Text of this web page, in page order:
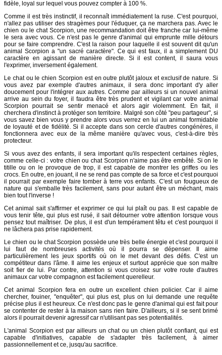
fidèle, loyal sur lequel vous pouvez compter à 100 %.
Comme il est très instinctif, il reconnaît immédiatement la ruse. C'est pourquoi,
n'allez pas utiliser des stragèmes pour l'éduquer, ça ne marchera pas. Avec le
chien ou le chat Scorpion, une recommandation doit être franche car lui-même
le sera avec vous. Ce n'est pas le genre d'animal qui emprunte mille détours
pour se faire comprendre. C'est la raison pour laquelle il est souvent dit qu'un
animal Scorpion a "un sacré caractère". Ce qui est faux, il a simplement DU
caractère en agissant de manière directe. Si il est content, il saura vous
l'exprimer, inversement également.
Le chat ou le chien Scorpion est en outre plutôt jaloux et exclusif de nature. Si
vous avez par exemple d'autres animaux, il sera donc important d'y aller
doucement pour l'intégrer aux autres. Comme par ailleurs si un nouvel animal
arrive au sein du foyer, il faudra être très prudent et vigilant car votre animal
Scorpion pourrait se sentir menacé et alors agir violemment. En fait, il
cherchera d'instinct à protéger son territoire. Malgré son côté "peu partageur", si
vous savez bien vous y prendre alors vous verrez en lui un animal formidable
de loyauté et de fidélité. Si il accepte dans son cercle d'autres congénères, il
fonctionnera avec eux de la même manière qu'avec vous, c'est-à-dire très
protecteur.
Si vous avez des enfants, il sera important qu'ils respectent certaines règles,
comme celle-ci : votre chien ou chat Scorpion n'aime pas être embêté. Si on le
titille ou on le provoque de trop, il est capable de montrer les griffes ou les
crocs. En outre, en jouant, il ne se rend pas compte de sa force et c'est pourquoi
il pourrait par exemple faire tomber à terre vos enfants. C'est un fougueux de
nature qui s'emballe très facilement, sans pour autant être un méchant, mais
bien tout l'inverse !
Cet animal sait s'affirmer et exprimer ce qui lui plaît ou pas. Il est capable de
vous tenir tête, qui plus est rusé, il sait détourner votre attention lorsque vous
pensez tout maîtriser. De plus, il est d'un tempérament têtu et c'est pourquoi il
ne lâchera pas prise rapidement.
Le chien ou le chat Scorpion possède une très belle énergie et c'est pourquoi il
lui faut de nombreuses activités où il pourra se dépenser. Il aime
particulièrement les jeux sportifs où on le met devant des défis. C'est un
compétiteur dans l'âme. Il aime les enjeux et surtout apprécie que son maître
soit fier de lui. Par contre, attention si vous croisez sur votre route d'autres
animaux car votre compagnon est facilement querelleur.
Cet animal Scorpion fera en outre un excellent chien policier. Car il aime
chercher, fouiner, "enquêter", qui plus est, plus on lui demande une requête
précise plus il est heureux. Ce n'est donc pas le genre d'animal qui est fait pour
se contenter de rester à la maison sans rien faire. D'ailleurs, si il se sent brimé
alors il pourrait devenir agressif car n'utilisant pas ses potentialités.
L'animal Scorpion est par ailleurs un chat ou un chien plutôt confiant, qui est
capable d'initiatives, capable de s'adapter très facilement, à aimer
passionnellement et ce, jusqu'au sacrifice.